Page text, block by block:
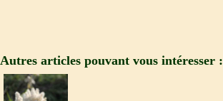
Autres articles pouvant vous intéresser :